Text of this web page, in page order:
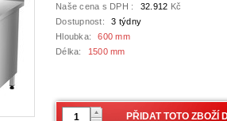
Naše cena s DPH :
32.912 Kč
Dostupnost:
3 týdny
Hloubka:
600 mm
Délka:
1500 mm